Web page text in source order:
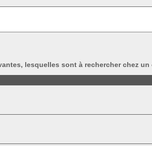
lesquelles sont à rechercher chez